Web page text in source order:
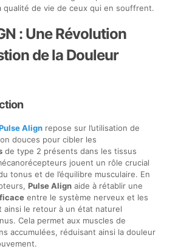
qualité de vie de ceux qui en souffrent.
: Une Révolution
de la Douleur
Alignrepose sur l’utilisation de
douces pour cibler les
de type 2 présents dans les tissus
jouent un rôle crucial
tonus et de l’équilibre musculaire. En
Pulse Alignaide à rétablir une
entre le système nerveux et les
ainsi le retour à un état naturel
Cela permet aux muscles de
accumulées, réduisant ainsi la douleur